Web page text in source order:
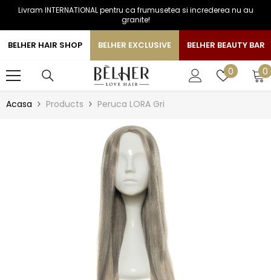
SARI LA CONTINUT
Livram INTERNATIONAL pentru ca frumusetea si increderea nu au
granite!
BELHER HAIR SHOP BELHER EXCLUSIVE BELHER BEAUTY BAR
0 Liste
00
Acasa Products Peruca LORA Gri